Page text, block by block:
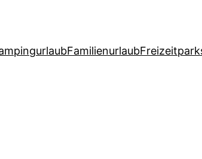
Familienurlaub